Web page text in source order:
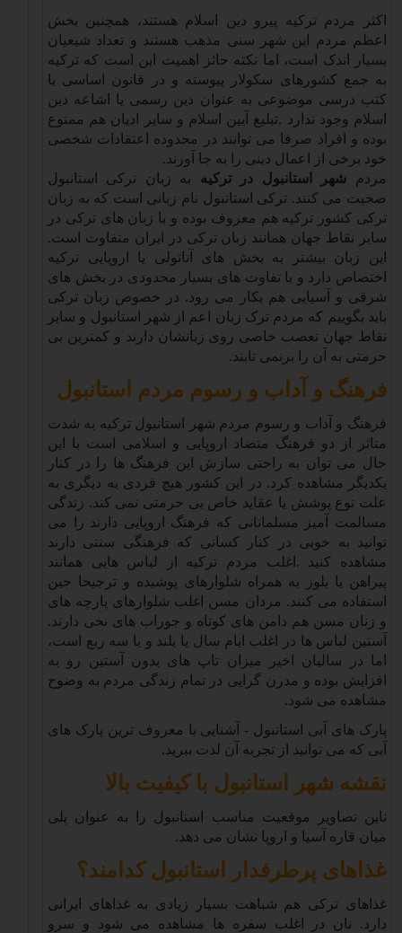
اکثر مردم ترکیه پیرو دین اسلام هستند، همچنین بخش
اعظم مردم این شهر سنی مذهب هستند و تعداد شیعیان
بسیار اندک است، اما نکته حائز اهمیت این است که ترکیه
به جمع کشورهای سکولار پیوسته و در قانون اساسی یا
کتب درسی موضوعی به عنوان دین رسمی یا اشاعه دین
اسلام وجود ندارد .تبلیغ آیین اسلام و سایر ادیان هم ممنوع
بوده و افراد صرفا می توانند در محدوده اعتقادات شخصی
خود برخی از اعمال دینی را به جا آورند.
مردم شهر استانبول در ترکیه به زبان ترکی استانبول
صحبت می کنند. ترکی استانبول نام زبانی است که به زبان
ترکی کشور ترکیه هم معروف بوده و با زبان های ترکی در
سایر نقاط جهان همانند زبان ترکی در ایران متفاوت است.
این زبان بیشتر به بخش های آناتولی یا اروپایی ترکیه
اختصاص دارد و با تفاوت های بسیار محدودی در بخش های
شرقی و آسیایی هم بکار می رود. در خصوص زبان ترکی
باید بگوییم که مردم ترک زبان اعم از شهر استانبول و سایر
نقاط جهان تعصب خاصی روی زبانشان دارند و کمترین بی
حرمتی به آن را برنمی تابند.
فرهنگ و آداب و رسوم مردم استانبول
فرهنگ و آداب و رسوم مردم شهر استانبول ترکیه به شدت
متاثر از دو فرهنگ متضاد اروپایی و اسلامی است با این
حال می توان به راحتی سازش این فرهنگ ها را در کنار
یکدیگر مشاهده کرد. در این کشور هیچ فردی به دیگری به
علت نوع پوشش یا عقاید خاص بی حرمتی نمی کند. زندگی
مسالمت آمیز مسلمانانی که فرهنگ اروپایی دارند را می
توانید به خوبی در کنار کسانی که فرهنگی سنتی دارند
مشاهده کنید . اغلب مردم ترکیه از لباس هایی همانند
پیراهن یا بلوز به همراه شلوارهای پوشیده و ترجیحا جین
استفاده می کنند. مردان مسن اغلب شلوارهای پارچه های
و زنان مسن هم دامن های کوتاه و جوراب های نخی دارند.
آستین لباس ها در اغلب ایام سال یا بلند و یا سه ربع است،
اما در سالیان اخیر میزان تاپ های بدون آستین رو به
افزایش بوده و مدرن گرایی در تمام زندگی مردم به وضوح
مشاهده می شود.
پارک های آبی استانبول - آشنایی با معروف ترین پارک های
آبی که می توانید از تجربه آن لذت ببرید.
نقشه شهر استانبول با کیفیت بالا
ناین تصاویر موقعیت مناسب استانبول را به عنوان پلی
میان قاره آسیا و اروپا نشان می دهد.
غذاهای پرطرفدار استانبول کدامند؟
غذاهای ترکی هم شباهت بسیار زیادی به غذاهای ایرانی
دارد. نان در اغلب سفره ها مشاهده می شود و سرو